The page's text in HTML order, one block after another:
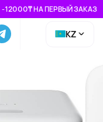
-12000₸ НА ПЕРВЫЙ ЗАКАЗ
KZ